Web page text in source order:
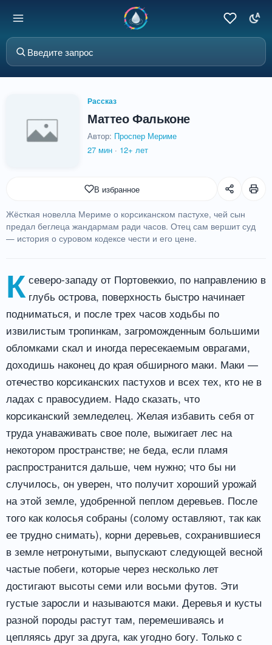
Рассказ
Маттео Фальконе
Автор: Проспер Мериме
27 мин · 12+ лет
Жёсткая новелла Мериме о корсиканском пастухе, чей сын
предал беглеца жандармам ради часов. Отец сам вершит суд
— история о суровом кодексе чести и его цене.
В избранное
К северо-западу от Портовеккио, по направлению в
глубь острова, поверхность быстро начинает
подниматься, и после трех часов ходьбы по
извилистым тропинкам, загроможденным большими
обломками скал и иногда пересекаемым оврагами,
доходишь наконец до края обширного маки. Маки —
отечество корсиканских пастухов и всех тех, кто не в
ладах с правосудием. Надо сказать, что
корсиканский земледелец. Желая избавить себя от
труда унаваживать свое поле, выжигает лес на
некотором пространстве; не беда, если пламя
распространится дальше, чем нужно; что бы ни
случилось, он уверен, что получит хороший урожай
на этой земле, удобренной пеплом деревьев. После
того как колосья собраны (солому оставляют, так как
ее трудно снимать), корни деревьев, сохранившиеся
в земле нетронутыми, выпускают следующей весной
частые побеги, которые через несколько лет
достигают высоты семи или восьми футов. Эти
густые заросли и называются маки. Деревья и кусты
разной породы растут там, перемешиваясь и
цепляясь друг за друга, как угодно богу. Только с